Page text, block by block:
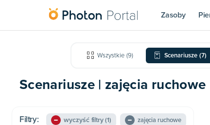
Zasoby
Wszystkie (9) Scenariusze (7)
Scenariusze | zajęcia ruchowe
Filtry: wyczyść filtry(1) zajęcia ruchowe